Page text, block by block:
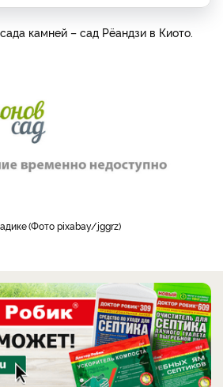
камней – сад Рёандзи в Киото.
Фото pixabay/jggrz